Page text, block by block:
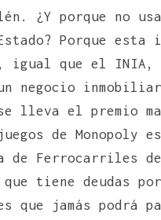
¿Y porque no
Porque
igual que el INIA,
negocio
lleva el premio
de Monopoly
de Ferrocarriles
tiene deudas
que jamás podrá